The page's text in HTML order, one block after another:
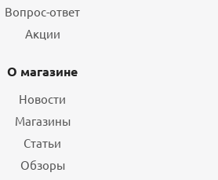
Вопрос-ответ
Акции
О магазине
Новости
Магазины
Статьи
Обзоры